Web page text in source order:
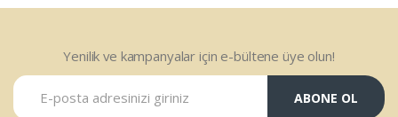
Yenilik ve kampanyalar için e-bültene üye olun!
ABONE OL